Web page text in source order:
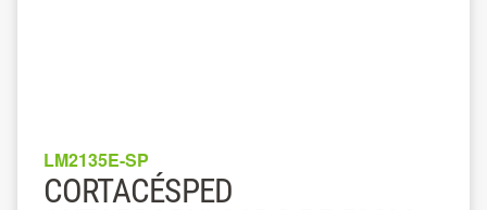
LM2135E-SP
CORTACÉSPED